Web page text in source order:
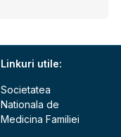
Linkuri utile:
Societatea
Nationala de
Medicina Familiei